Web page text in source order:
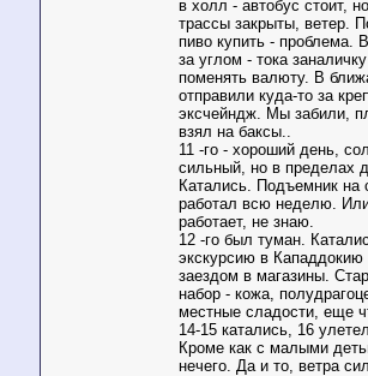
в холл - автобус стоит,
трассы закрыты, ветер.
пиво купить - проблема.
за углом - тока
поменять валюту. В
отправили куда-то за
эксчейндж. Мы забили,
взял на баксы..
11 -го - хороший день,
сильный, но в пределах
Катались. Подъемник на
работал всю неделю.
работает, не знаю.
12 -го был туман.
экскурсию в
заездом в магазины.
набор - кожа,
местные сладости, еще
14-15 катались, 16
Кроме как с малыми
нечего. Да и то, ветра